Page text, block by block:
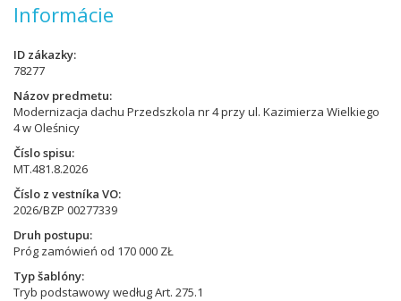
Informácie
ID zákazky
78277
Názov predmetu
Modernizacja dachu Przedszkola nr 4 przy ul. Kazimierza Wielkiego
4 w Oleśnicy
Číslo spisu
MT.481.8.2026
Číslo z vestníka VO
2026/BZP 00277339
Druh postupu
Próg zamówień od 170 000 ZŁ
Typ šablóny
Tryb podstawowy według Art. 275.1